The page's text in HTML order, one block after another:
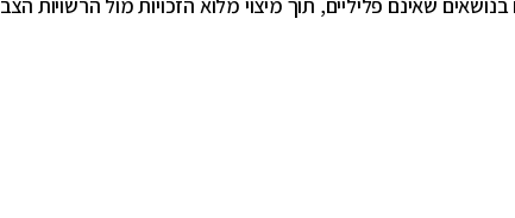
שאינם פליליים, תוך מיצוי מלוא הזכויות מול הרשויות